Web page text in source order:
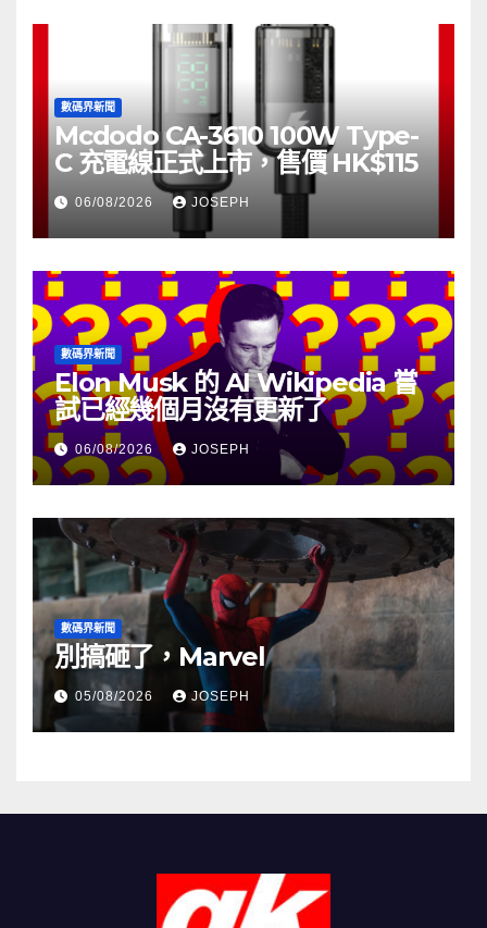
數碼界新聞
Mcdodo CA-3610 100W Type-
C 充電線正式上市，售價 HK$115
06/08/2026 JOSEPH
數碼界新聞
Elon Musk 的 AI Wikipedia 嘗
試已經幾個月沒有更新了
06/08/2026 JOSEPH
數碼界新聞
別搞砸了，Marvel
05/08/2026 JOSEPH